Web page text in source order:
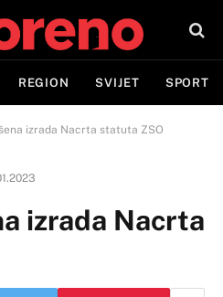
REGION SVIJET SPORT
izrada Nacrta statuta ZSO
izrada Nacrta